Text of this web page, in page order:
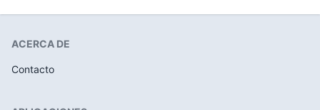
ACERCA DE
Contacto